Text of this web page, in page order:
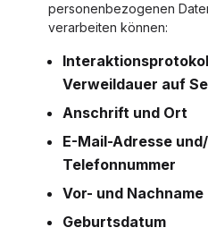
personenbezogenen
verarbeiten können:
Verweildauer auf
Anschrift und Ort
E-Mail-Adresse
Telefonnummer
Vor- und Nachname
Geburtsdatum